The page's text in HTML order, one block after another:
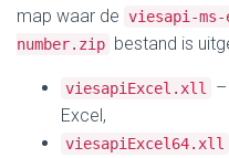
map waar de viesapi-
number.zip bestand is
viesapiExcel.xll
Excel,
viesapiExcel64.xll